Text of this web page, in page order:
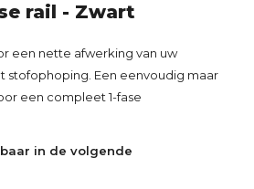
rail - Zwart
een nette afwerking van uw
stofophoping. Een eenvoudig maar
een compleet 1-fase
in de volgende